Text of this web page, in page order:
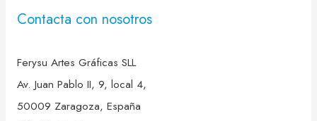
Contacta con nosotros
Ferysu Artes Gráficas SLL
Av. Juan Pablo II, 9, local 4,
50009 Zaragoza, España